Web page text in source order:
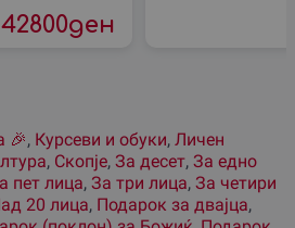
42800ден
🎉, Курсеви и обуки, Личен
, Скопjе, За десет, За едно
пет лица, За три лица, За четири
20 лица, Подарок за двајца,